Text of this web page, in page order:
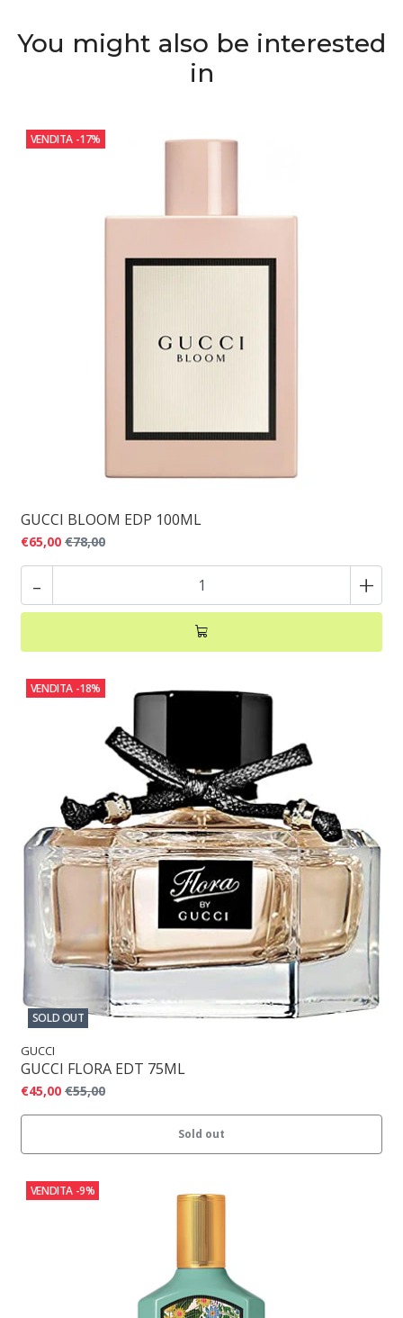
You might also be interested
in
VENDITA -17%
GUCCI BLOOM EDP 100ML
€65,00 €78,00
- +
VENDITA -18%
SOLD OUT
GUCCI
GUCCI FLORA EDT 75ML
€45,00 €55,00
Sold out
VENDITA -9%